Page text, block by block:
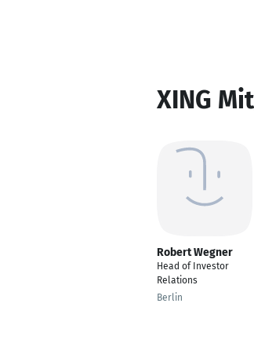
XING
Robert Wegner
Head of Investor
Relations
Berlin